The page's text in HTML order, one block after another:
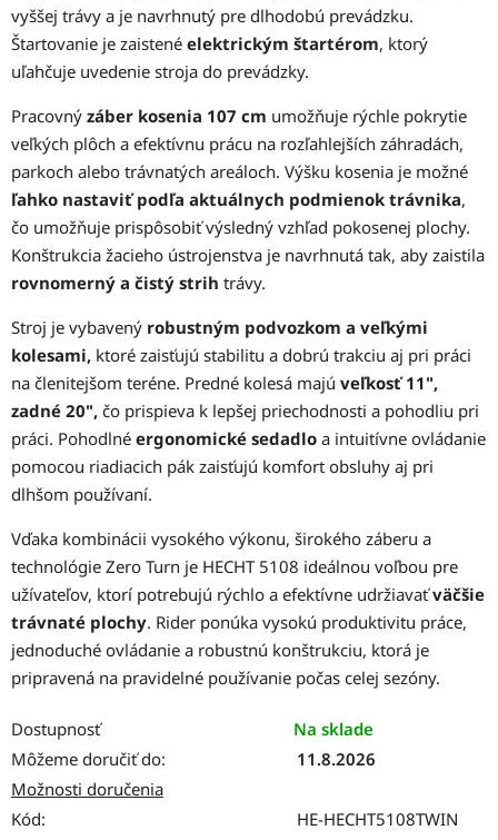
vyššej trávy a je navrhnutý pre dlhodobú prevádzku.
Štartovanie je zaistené elektrickým štartérom, ktorý
uľahčuje uvedenie stroja do prevádzky.
Pracovný záber kosenia 107 cm umožňuje rýchle pokrytie
veľkých plôch a efektívnu prácu na rozľahlejších záhradách,
parkoch alebo trávnatých areáloch. Výšku kosenia je možné
ľahko nastaviť podľa aktuálnych podmienok trávnika,
čo umožňuje prispôsobiť výsledný vzhľad pokosenej plochy.
Konštrukcia žacieho ústrojenstva je navrhnutá tak, aby zaistila
rovnomerný a čistý strih trávy.
Stroj je vybavený robustným podvozkom a veľkými
kolesami, ktoré zaisťujú stabilitu a dobrú trakciu aj pri práci
na členitejšom teréne. Predné kolesá majú veľkosť 11",
zadné 20", čo prispieva k lepšej priechodnosti a pohodliu pri
práci. Pohodlné ergonomické sedadlo a intuitívne ovládanie
pomocou riadiacich pák zaisťujú komfort obsluhy aj pri
dlhšom používaní.
Vďaka kombinácii vysokého výkonu, širokého záberu a
technológie Zero Turn je HECHT 5108 ideálnou voľbou pre
užívateľov, ktorí potrebujú rýchlo a efektívne udržiavaťväčšie
trávnaté plochy. Rider ponúka vysokú produktivitu práce,
jednoduché ovládanie a robustnú konštrukciu, ktorá je
pripravená na pravidelné používanie počas celej sezóny.
Dostupnosť
Na sklade
Môžeme doručiť do:
11.8.2026
Možnosti doručenia
Kód:
HE-HECHT5108TWIN